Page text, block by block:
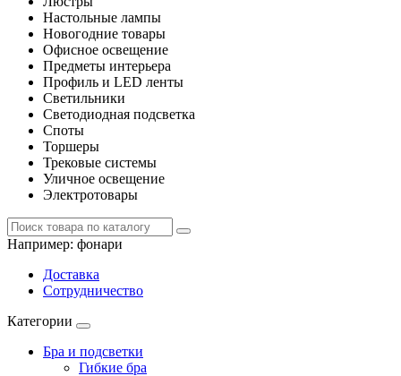
Настольные лампы
Новогодние товары
Офисное освещение
Предметы интерьера
Профиль и LED ленты
Светильники
Светодиодная подсветка
Споты
Торшеры
Трековые системы
Уличное освещение
Электротовары
Например: фонари
Доставка
Сотрудничество
Категории
Бра и подсветки
Гибкие бра